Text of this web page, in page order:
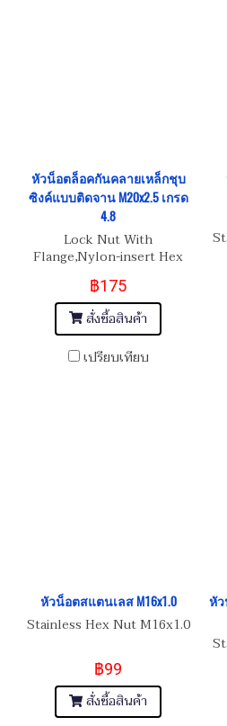
หัวน็อตล็อคกันคลายเหล็กชุบ
ซิงค์แบบติดจาน M20x2.5 เกรด
4.8
Lock Nut With
Flange,Nylon-insert Hex
Nut M20x2.5
฿175
สั่งซื้อสินค้า
เปรียบเทียบ
หัวน็อตสแตนเลส M16x1.0
Stainless Hex Nut M16x1.0
฿99
สั่งซื้อสินค้า
หัว